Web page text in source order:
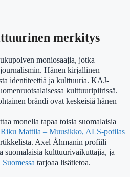
merkitys
moniosaajia, jotka
Hänen kirjallinen
identiteettiä ja kulttuuria. KAJ-
kulttuuripiirissä.
brändi ovat keskeisiä hänen
monella tapaa toisia suomalaisia
Riku Mattila – Muusikko, ALS-potilas
Axel Åhmanin profiili
suomalaisia kulttuurivaikuttajia, ja
tarjoaa lisätietoa.